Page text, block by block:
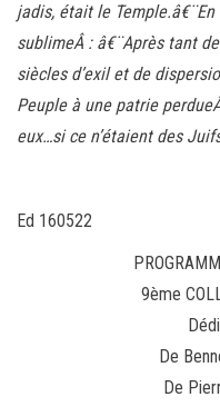
jadis, était le
sublimeÂ : â€¨Après tant
siècles d’exil et de
Peuple à une patrie
eux…si ce n’étaient des
Ed 160522
9ème
De
De